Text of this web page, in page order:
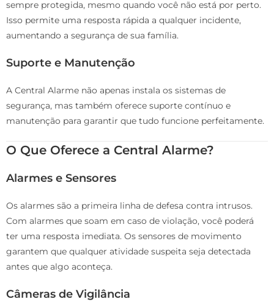
sempre protegida, mesmo quando você não está por perto.
Isso permite uma resposta rápida a qualquer incidente,
aumentando a segurança de sua família.
Suporte e Manutenção
A Central Alarme não apenas instala os sistemas de
segurança, mas também oferece suporte contínuo e
manutenção para garantir que tudo funcione perfeitamente.
O Que Oferece a Central Alarme?
Alarmes e Sensores
Os alarmes são a primeira linha de defesa contra intrusos.
Com alarmes que soam em caso de violação, você poderá
ter uma resposta imediata. Os sensores de movimento
garantem que qualquer atividade suspeita seja detectada
antes que algo aconteça.
Câmeras de Vigilância